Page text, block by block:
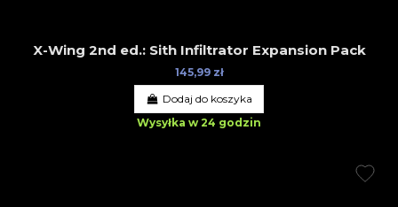
X-Wing 2nd ed.: Sith Infiltrator Expansion Pack
145,99 zł
Dodaj do koszyka
Wysyłka w 24 godzin